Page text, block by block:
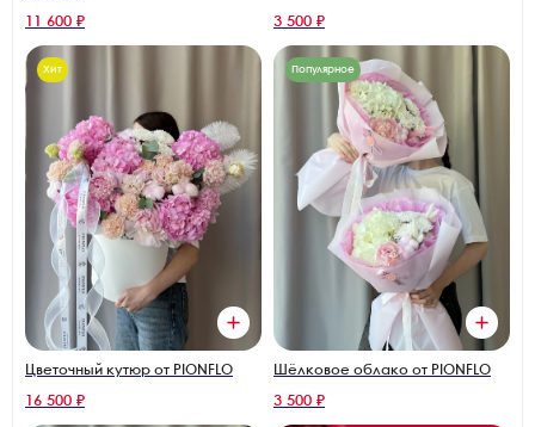
11 600 ₽ 3 500 ₽
Хит
Цветочный кутюр от PIONFLO
16 500 ₽
Популярное
Шёлковое облако от PIONFLO
3 500 ₽